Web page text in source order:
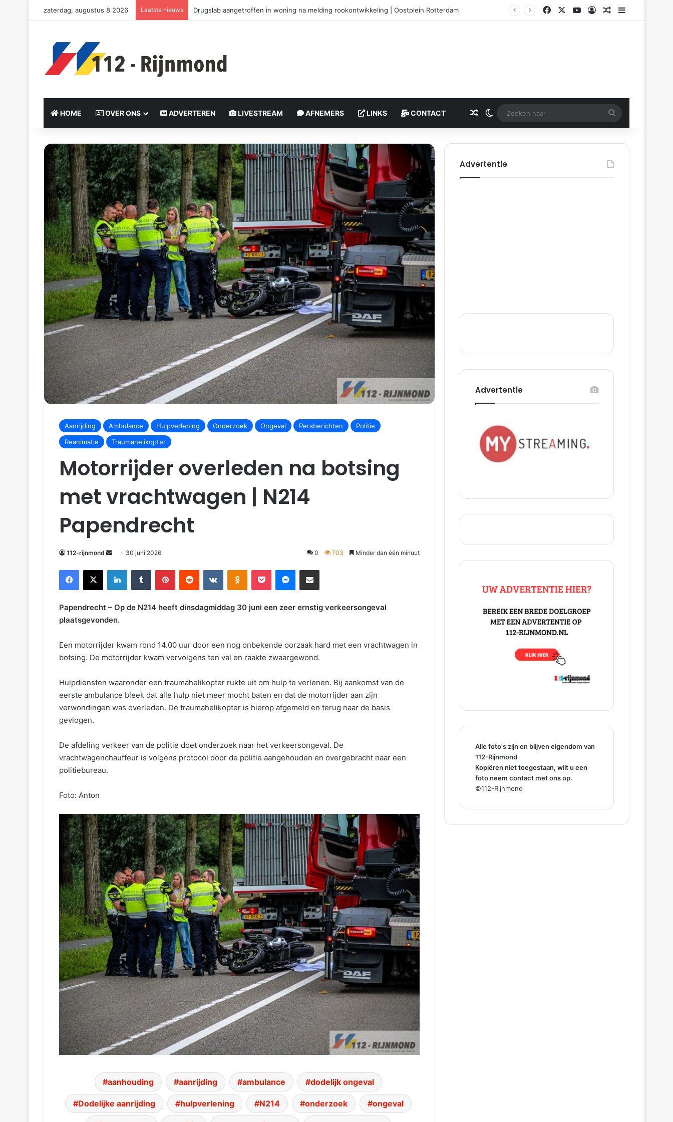
zaterdag, augustus 8 2026 Laatste nieuws Drie slachtoffers bij steekpartij | Schiedamseweg Rotterdam Facebook
X YouTubeLog InGerelateerd artikel
Sidebar
HOME OVER ONS ADVERTEREN LIVESTREAM AFNEMERS LINKS CONTACT Gerelateerd artikel
Switch skin
Zoeken
naar
Aanrijding Ambulance Hulpverlening Onderzoek Ongeval Persberichten
Politie
Reanimatie
Traumahelikopter
Motorrijder overleden na botsing
met vrachtwagen | N214
Papendrecht
112-rijnmond
Send
email
30 juni 2026 0 703 Minder dan één minuut
Facebook
X LinkedInTumblr PinterestReddit VKontakteOdnoklassniki
Pocket Messenger
Deel via E-mail
Papendrecht – Op de N214 heeft dinsdagmiddag 30 juni een zeer ernstig verkeersongeval
plaatsgevonden.
Een motorrijder kwam rond 14.00 uur door een nog onbekende oorzaak hard met een vrachtwagen in
botsing. De motorrijder kwam vervolgens ten val en raakte zwaargewond.
Hulpdiensten waaronder een traumahelikopter rukte uit om hulp te verlenen. Bij aankomst van de
eerste ambulance bleek dat alle hulp niet meer mocht baten en dat de motorrijder aan zijn
verwondingen was overleden. De traumahelikopter is hierop afgemeld en terug naar de basis
gevlogen.
De afdeling verkeer van de politie doet onderzoek naar het verkeersongeval. De
vrachtwagenchauffeur is volgens protocol door de politie aangehouden en overgebracht naar een
politiebureau.
Foto: Anton
aanhouding aanrijding ambulance dodelijk ongeval
Dodelijke aanrijding hulpverlening N214 onderzoek ongeval
Advertentie
Advertentie
Alle foto's zijn en blijven eigendom van
112-Rijnmond
Kopiëren niet toegestaan, wilt u een
foto neem contact met ons op.
©112-Rijnmond